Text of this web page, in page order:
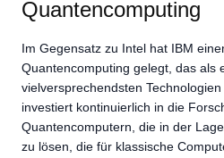
Quantencomputing
Im Gegensatz zu Intel hat IBM
Quantencomputing gelegt, das als
vielversprechendsten
investiert kontinuierlich in die
Quantencomputern, die in der
zu lösen, die für klassische